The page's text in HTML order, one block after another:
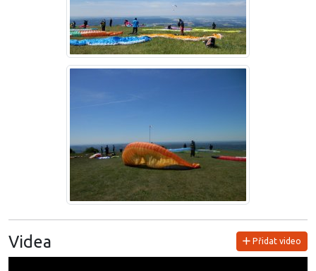
Videa Přidat video